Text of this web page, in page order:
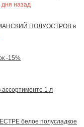
дня назад
ПОЛУОСТРОВ в
-15%
ассортименте 1 л
белое полусладкое